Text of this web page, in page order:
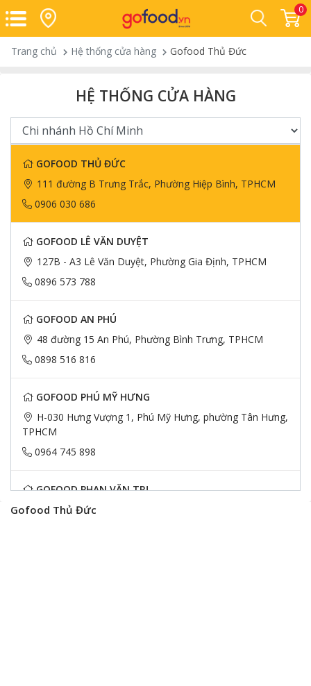
0
Trang chủ Hệ thống cửa hàng Gofood Thủ Đức
HỆ THỐNG CỬA HÀNG
GOFOOD THỦ ĐỨC
111 đường B Trưng Trắc, Phường Hiệp Bình, TPHCM
0906 030 686
GOFOOD LÊ VĂN DUYỆT
127B - A3 Lê Văn Duyệt, Phường Gia Định, TPHCM
0896 573 788
GOFOOD AN PHÚ
48 đường 15 An Phú, Phường Bình Trưng, TPHCM
0898 516 816
GOFOOD PHÚ MỸ HƯNG
H-030 Hưng Vượng 1, Phú Mỹ Hưng, phường Tân Hưng,
TPHCM
0964 745 898
GOFOOD PHAN VĂN TRỊ
833 Phan Văn Trị, Phường Hạnh Thông, TP.HCM
Gofood Thủ Đức